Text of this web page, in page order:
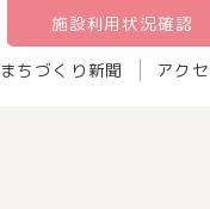
施設利用状況確認
まちづくり新聞 アク